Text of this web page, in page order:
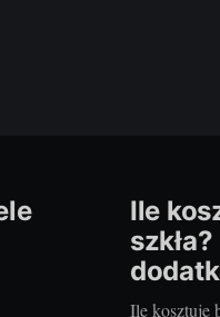
Ile
Ile kosztuje